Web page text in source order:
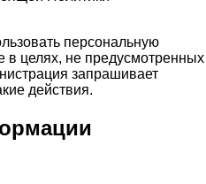
персональную
целях, не предусмотренных
запрашивает
действия.